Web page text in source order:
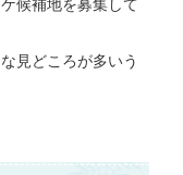
候補地を募集して
見どころが多いう